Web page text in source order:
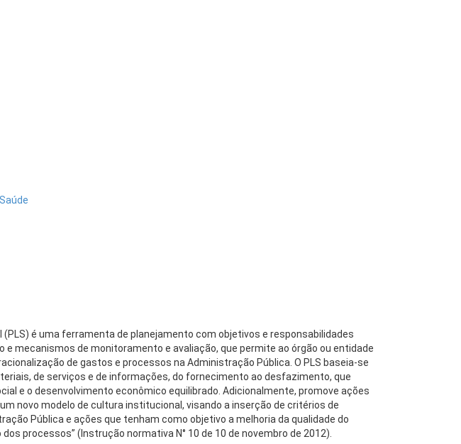
(PLS) é uma ferramenta de planejamento com objetivos e responsabilidades
e mecanismos de monitoramento e avaliação, que permite ao órgão ou entidade
de gastos e processos na Administração Pública. O PLS baseia-se
de serviços e de informações, do fornecimento ao desfazimento, que
e o desenvolvimento econômico equilibrado. Adicionalmente, promove ações
novo modelo de cultura institucional, visando a inserção de critérios de
Pública e ações que tenham como objetivo a melhoria da qualidade do
processos” (Instrução normativa N° 10 de 10 de novembro de 2012).